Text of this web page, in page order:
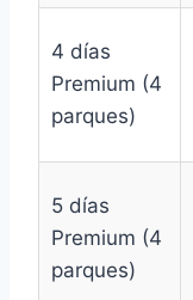
4 días
Premium (4
parques)
5 días
Premium (4
parques)